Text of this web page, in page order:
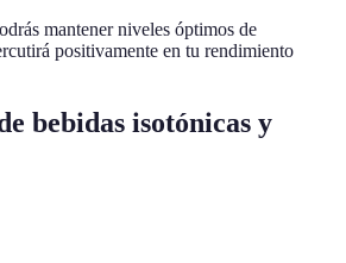
mantener niveles óptimos de
positivamente en tu rendimiento
bebidas isotónicas y